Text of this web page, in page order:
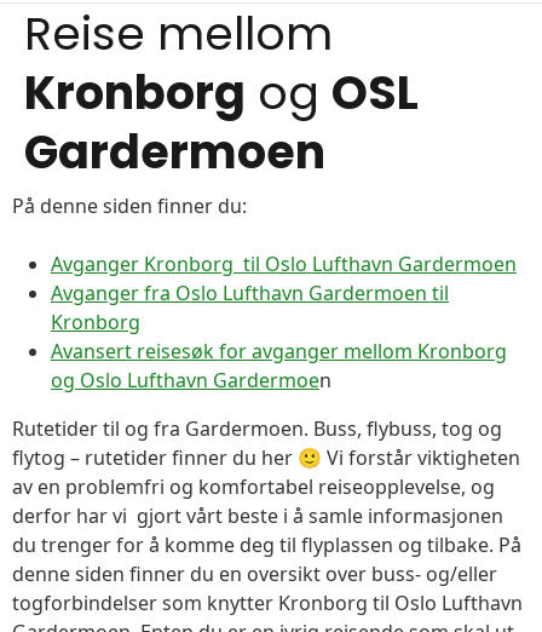
Reise mellom
Kronborg og OSL
Gardermoen
På denne siden finner du:
Avganger Kronborg til Oslo Lufthavn Gardermoen
Avganger fra Oslo Lufthavn Gardermoen til
Kronborg
Avansert reisesøk for avganger mellom Kronborg
og Oslo Lufthavn Gardermoen
Rutetider til og fra Gardermoen. Buss, flybuss, tog og
flytog – rutetider finner du her 🙂 Vi forstår viktigheten
av en problemfri og komfortabel reiseopplevelse, og
derfor har vi gjort vårt beste i å samle informasjonen
du trenger for å komme deg til flyplassen og tilbake. På
denne siden finner du en oversikt over buss- og/eller
togforbindelser som knytter Kronborg til Oslo Lufthavn